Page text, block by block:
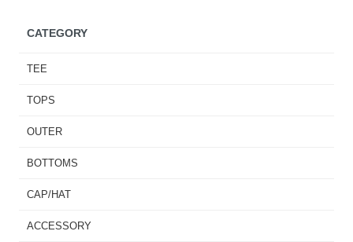
CATEGORY
TEE
TOPS
OUTER
BOTTOMS
CAP/HAT
ACCESSORY